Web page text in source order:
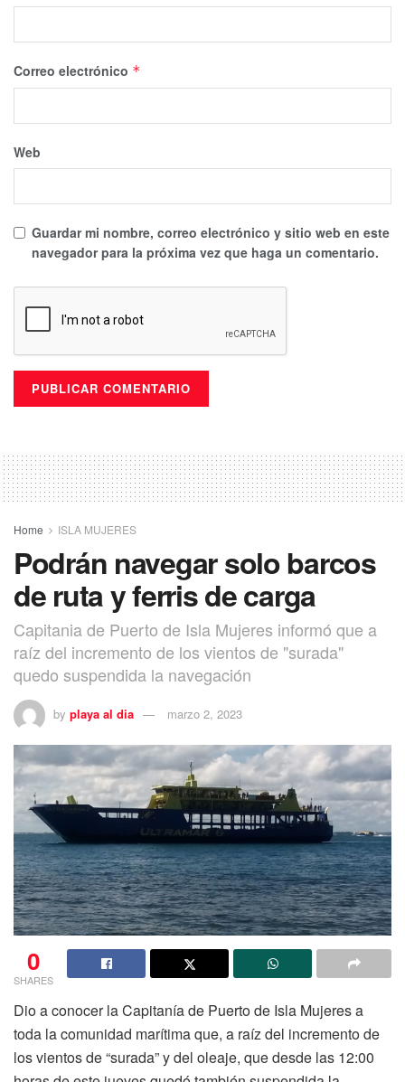
Correo electrónico *
Web
Guardar mi nombre, correo electrónico y sitio web en este
navegador para la próxima vez que haga un comentario.
Home ISLA MUJERES
Podrán navegar solo barcos
de ruta y ferris de carga
Capitania de Puerto de Isla Mujeres informó que a
raíz del incremento de los vientos de "surada"
quedo suspendida la navegación
by playa al dia marzo 2, 2023
0
SHARES
Dio a conocer la Capitanía de Puerto de Isla Mujeres a
toda la comunidad marítima que, a raíz del incremento de
los vientos de “surada” y del oleaje, que desde las 12:00